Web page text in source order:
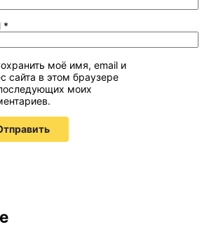
*
моё имя, email и
сайта в этом браузере
моих